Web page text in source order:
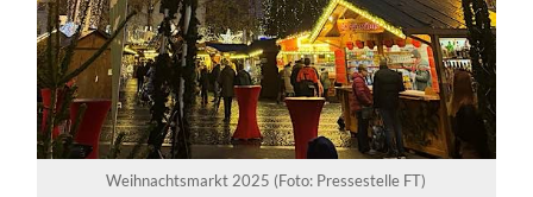
Weihnachtsmarkt 2025 (Foto: Pressestelle FT)